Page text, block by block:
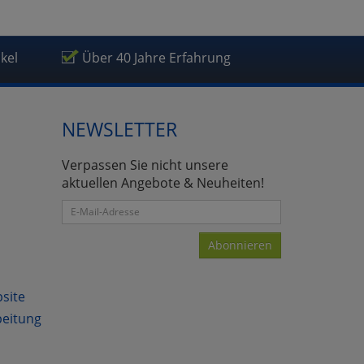
Über 40 Jahre Erfahrung
NEWSLETTER
Verpassen Sie nicht unsere
aktuellen Angebote & Neuheiten!
Abonnieren